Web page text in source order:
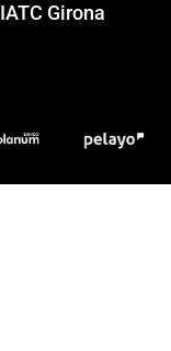
Girona